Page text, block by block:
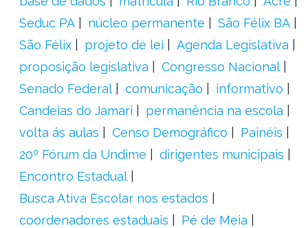
Seduc PA
núcleo permanente
São Félix BA
São Félix
projeto de lei
Agenda Legislativa
proposição legislativa
Congresso Nacional
Senado Federal
comunicação
informativo
Candeias do Jamari
permanência na escola
volta ás aulas
Censo Demográfico
Painéis
20º Fórum da Undime
dirigentes municipais
Encontro Estadual
Busca Ativa Escolar nos estados
coordenadores estaduais
Pé de Meia